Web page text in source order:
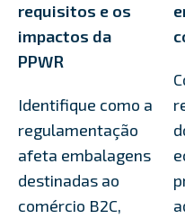
requisitos e os
impactos da
PPWR
Identifique como a
regulamentação
afeta embalagens
destinadas ao
comércio B2C,